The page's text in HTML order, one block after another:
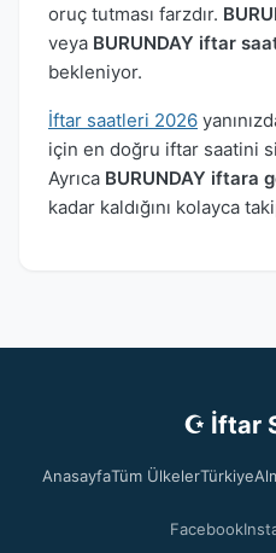
oruç tutması farzdır.
veya BURUNDAY iftar
bekleniyor.
İftar saatleri 2026
için en doğru iftar saatini
Ayrıca BURUNDAY iftara
kadar kaldığını kolayca
☪ İftar
AnasayfaTüm ÜlkelerTürkiye
Facebook